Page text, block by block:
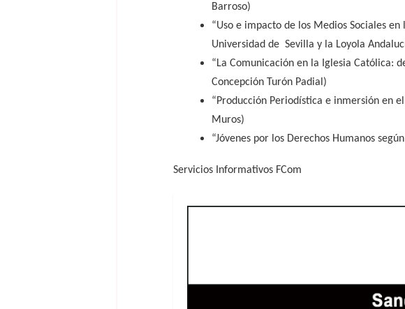
Barroso)
“Uso e impacto de los Medios Sociales
Universidad de Sevilla y la Loyola
“La Comunicación en la Iglesia Católica:
Concepción Turón Padial)
“Producción Periodística e inmersión en
Muros)
“Jóvenes por los Derechos Humanos
Servicios Informativos FCom